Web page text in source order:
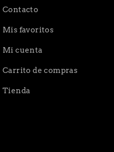
Contacto
Mis favoritos
Mi cuenta
Carrito de compras
Tienda